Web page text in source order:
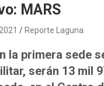
MARS
Reporte Laguna
la primera sede
serán 13 mil